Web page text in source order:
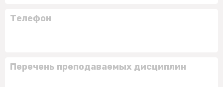
Телефон
Перечень преподаваемых дисциплин